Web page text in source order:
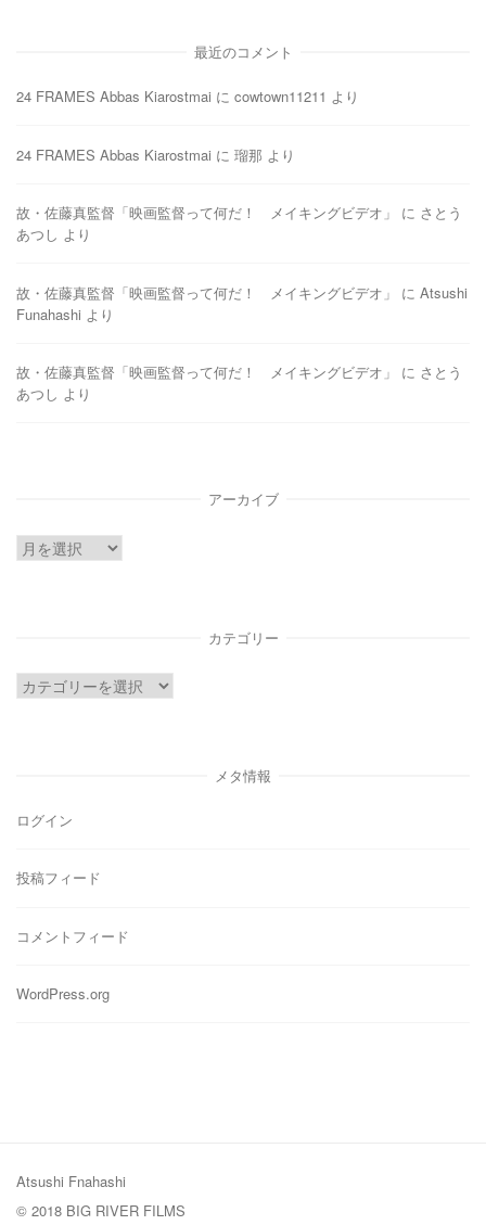
最近のコメント
24 FRAMES Abbas Kiarostmai に cowtown11211 より
24 FRAMES Abbas Kiarostmai に 瑠那 より
故・佐藤真監督「映画監督って何だ！ メイキングビデオ」 に さとう
あつし より
故・佐藤真監督「映画監督って何だ！ メイキングビデオ」 に Atsushi
Funahashi より
故・佐藤真監督「映画監督って何だ！ メイキングビデオ」 に さとう
あつし より
アーカイブ
ア
カテゴリー
カ
メタ情報
ログイン
投稿フィード
コメントフィード
WordPress.org
Atsushi Fnahashi
© 2018 BIG RIVER FILMS